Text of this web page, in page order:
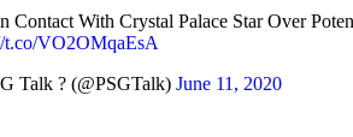
Contact With Crystal Palace Star Over
t.co/VO2OMqaEsA
Talk ? (@PSGTalk) June 11, 2020